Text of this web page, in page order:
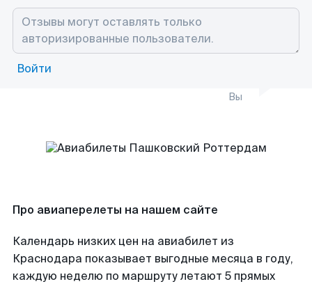
Войти
Вы
Про авиаперелеты на нашем сайте
Календарь низких цен на авиабилет из
Краснодара показывает выгодные месяца в году,
каждую неделю по маршруту летают 5 прямых